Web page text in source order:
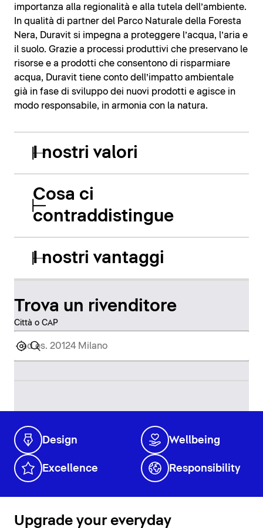
importanza alla regionalità e alla tutela dell’ambiente.
In qualità di partner del Parco Naturale della Foresta
Nera, Duravit si impegna a proteggere l’acqua, l’aria e
il suolo. Grazie a processi produttivi che preservano le
risorse e a prodotti che consentono di risparmiare
acqua, Duravit tiene conto dell’impatto ambientale
già in fase di sviluppo dei nuovi prodotti e agisce in
modo responsabile, in armonia con la natura.
I nostri valori
Cosa ci
contraddistingue
I nostri vantaggi
Trova un rivenditore
Città o CAP
Design Wellbeing
Excellence Responsibility
Upgrade your everyday